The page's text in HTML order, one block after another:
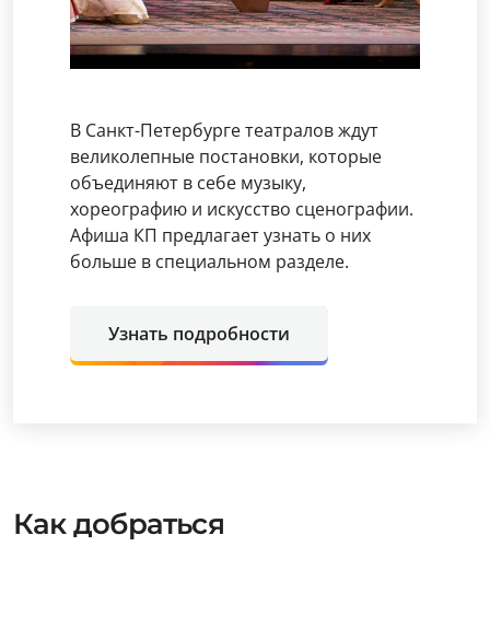
В Санкт-Петербурге театралов ждут
великолепные постановки, которые
объединяют в себе музыку,
хореографию и искусство сценографии.
Афиша КП предлагает узнать о них
больше в специальном разделе.
Узнать подробности
Как добраться